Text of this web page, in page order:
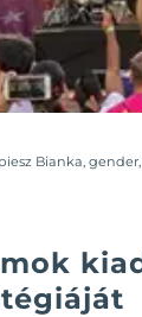
Bianka gender